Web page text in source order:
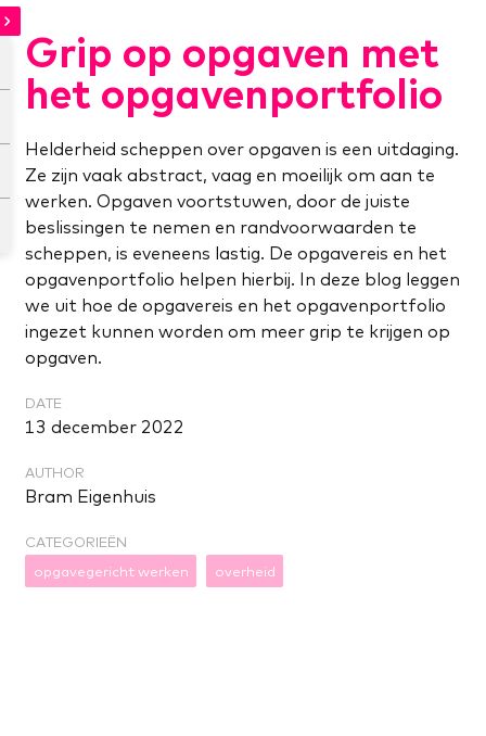
Grip op opgaven met
het opgavenportfolio
Helderheid scheppen over opgaven is een uitdaging.
Ze zijn vaak abstract, vaag en moeilijk om aan te
werken. Opgaven voortstuwen, door de juiste
beslissingen te nemen en randvoorwaarden te
scheppen, is eveneens lastig. De opgavereis en het
opgavenportfolio helpen hierbij. In deze blog leggen
we uit hoe de opgavereis en het opgavenportfolio
ingezet kunnen worden om meer grip te krijgen op
opgaven.
DATE
13 december 2022
AUTHOR
Bram Eigenhuis
CATEGORIEËN
opgavegericht werken
overheid